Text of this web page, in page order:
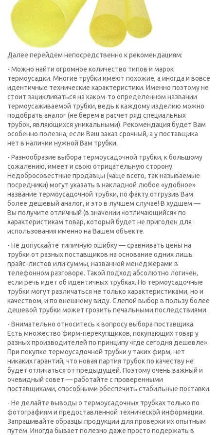
Далее перейдем непосредственно к рекомендациям:
- Можно найти огромное количество типов и марок
термоусадки. Многие трубки имеют похожие, а иногда и вовсе
идентичные технические характеристики. Именно поэтому не
стоит зацикливаться на каком-то определенном названии
термоусаживаемой трубки, ведь к каждому изделию можно
подобрать аналог (не берем в расчет ряд специальных
трубок, являющихся уникальными). Рекомендация будет Вам
особенно полезна, если Ваш заказ срочный, а у поставщика
нет в наличии нужной Вам трубки.
- Разнообразие выбора термоусадочной трубки, к большому
сожалению, имеет и свою отрицательную сторону.
Недобросовестные продавцы (чаще всего, так называемые
посредники) могут указать в накладной любое «удобное»
название термоусадочной трубки, по факту отгрузив Вам
более дешевый аналог, и это в лучшем случае! В худшем —
Вы получите отличный (в значении «отличающийся» по
характеристикам товар, который будет не пригоден для
использования именно на Вашем объекте.
- Не допускайте типичную ошибку — сравнивать цены на
трубки от разных поставщиков на основание одних лишь
прайс-листов или суммы, названной менеджерами в
телефонном разговоре. Такой подход абсолютно логичен,
если речь идет об идентичных трубках. Но термоусадочные
трубки могут различаться не только характеристиками, но и
качеством, и по внешнему виду. Слепой выбор в пользу более
дешевой трубки может грозить печальными последствиями.
- Внимательно относитесь к вопросу выбора поставщика.
Есть множество фирм-перекупщиков, покупающих товар у
разных производителей по принципу «где сегодня дешевле».
При покупке термоусадочной трубки у таких фирм, нет
никаких гарантий, что новая партия трубок по качеству не
будет отличаться от предыдущей. Поэтому очень важный и
очевидный совет — работайте с проверенными
поставщиками, способными обеспечить стабильные поставки.
- Не делайте выводы о термоусадочных трубках только по
фотографиям и предоставленной технической информации.
Запрашивайте образцы продукции для проверки их опытным
путем. Иногда бывает полезно даже просто подержать в